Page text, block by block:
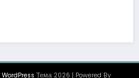
WordPress Тема 2026 | Powered By